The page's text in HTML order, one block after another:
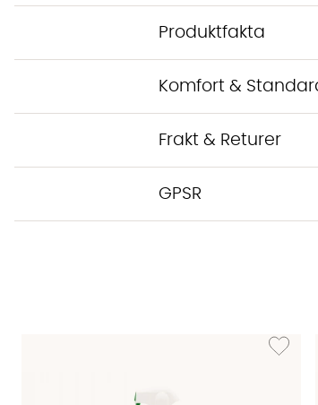
Produktfakta
Komfort &
Frakt & Returer
GPSR
Lägg till i